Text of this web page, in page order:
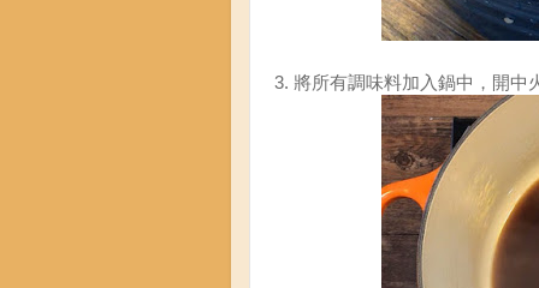
3. 將所有調味料加入鍋中，開中